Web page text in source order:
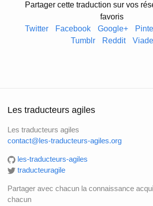
Partager cette traduction sur vos
favoris
Twitter
Facebook Google+
Tumblr
Reddit
Les traducteurs agiles
Les traducteurs agiles
contact@les-traducteurs-agiles.org
les-traducteurs-agiles
traducteuragile
Partager avec chacun la connaissance
chacun